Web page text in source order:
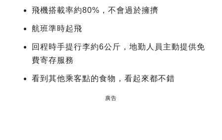
飛機搭載率約80%，不會過於擁擠
航班準時起飛
回程時手提行李約6公斤，地勤人員主動提供免
費寄存服務
看到其他乘客點的食物，看起來都不錯
廣告